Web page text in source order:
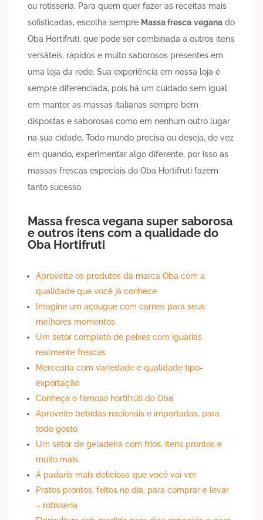
ou rotisseria. Para quem quer fazer as receitas mais
sofisticadas, escolha sempre Massa fresca vegana do
Oba Hortifruti, que pode ser combinada a outros itens
versáteis, rápidos e muito saborosos presentes em
uma loja da rede. Sua experiência em nossa loja é
sempre diferenciada, pois há um cuidado sem igual
em manter as massas italianas sempre bem
dispostas e saborosas como em nenhum outro lugar
na sua cidade. Todo mundo precisa ou deseja, de vez
em quando, experimentar algo diferente, por isso as
massas frescas especiais do Oba Hortifruti fazem
tanto sucesso.
Massa frescavegana super saborosa
e outros itens com a qualidade do
Oba Hortifruti
Aproveite os produtos da marca Oba com a
qualidade que você já conhece
Imagine um açougue com carnes para seus
melhores momentos
Um setor completo de peixes com iguarias
realmente frescas
Mercearia com variedade e qualidade tipo-
exportação
Conheça o famoso hortifrúti do Oba
Aproveite bebidas nacionais e importadas, para
todo gosto
Um setor de geladeira com frios, itens prontos e
muito mais
A padaria mais deliciosa que você vai ver
Pratos prontos, feitos no dia, para comprar e levar
– rotisseria